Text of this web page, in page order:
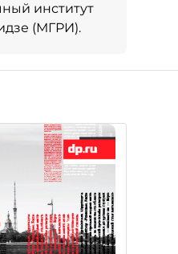
институт
(МГРИ).